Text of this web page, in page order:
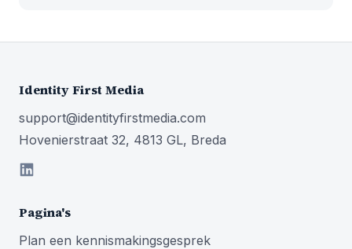
Identity First Media
support@identityfirstmedia.com
Hovenierstraat 32, 4813 GL, Breda
Pagina's
Plan een kennismakingsgesprek